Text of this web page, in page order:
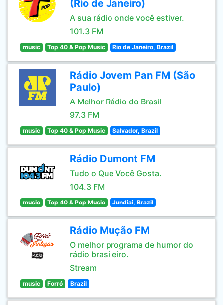
(Rio de Janeiro)
A sua rádio onde você estiver.
101.3 FM
music Top 40 & Pop Music Rio de Janeiro, Brazil
Rádio Jovem Pan FM (São
Paulo)
A Melhor Rádio do Brasil
97.3 FM
music Top 40 & Pop Music Salvador, Brazil
Rádio Dumont FM
Tudo o Que Você Gosta.
104.3 FM
music Top 40 & Pop Music Jundiai, Brazil
Rádio Mução FM
O melhor programa de humor do
rádio brasileiro.
Stream
music Forró Brazil